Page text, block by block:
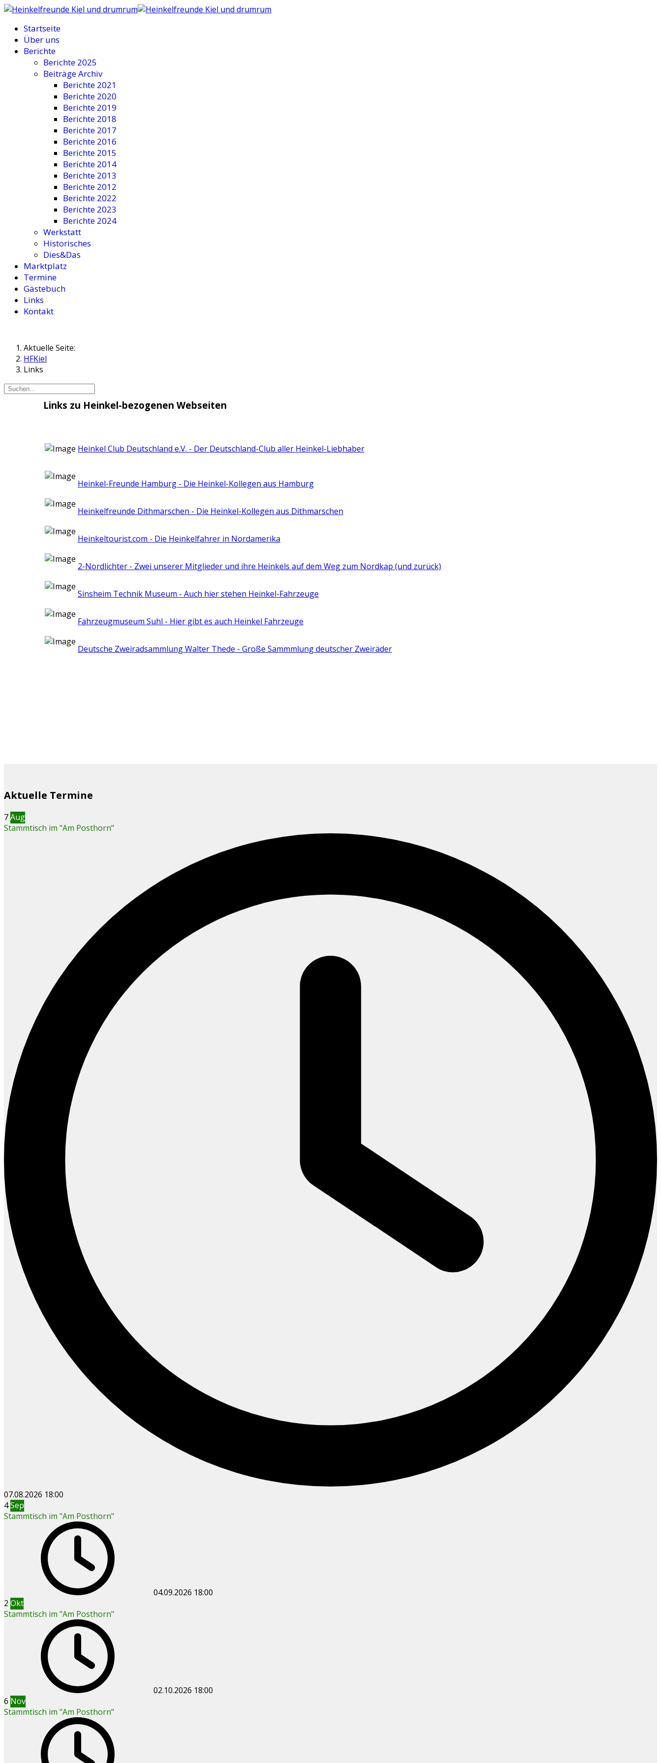
Startseite
Über uns
Berichte
Berichte 2025
Beiträge Archiv
Berichte 2021
Berichte 2020
Berichte 2019
Berichte 2018
Berichte 2017
Berichte 2016
Berichte 2015
Berichte 2014
Berichte 2013
Berichte 2012
Berichte 2022
Berichte 2023
Berichte 2024
Werkstatt
Historisches
Dies&Das
Marktplatz
Termine
Gästebuch
Links
Kontakt
Aktuelle Seite:
HFKiel
Links
Links zu Heinkel-bezogenen Webseiten
Heinkel Club Deutschland e.V. - Der Deutschland-Club aller Heinkel-Liebhaber
Heinkel-Freunde Hamburg - Die Heinkel-Kollegen aus Hamburg
Heinkelfreunde Dithmarschen - Die Heinkel-Kollegen aus Dithmarschen
Heinkeltourist.com - Die Heinkelfahrer in Nordamerika
2-Nordlichter - Zwei unserer Mitglieder und ihre Heinkels auf dem Weg zum Nordkap (und zurück)
Sinsheim Technik Museum - Auch hier stehen Heinkel-Fahrzeuge
Fahrzeugmuseum Suhl - Hier gibt es auch Heinkel Fahrzeuge
Deutsche Zweiradsammlung Walter Thede - Große Sammmlung deutscher Zweiräder
Aktuelle Termine
7Aug
Stammtisch im "Am Posthorn"
07.08.2026 18:00
4Sep
Stammtisch im "Am Posthorn"
04.09.2026 18:00
2 Okt
Stammtisch im "Am Posthorn"
02.10.2026 18:00
6 Nov
Stammtisch im "Am Posthorn"